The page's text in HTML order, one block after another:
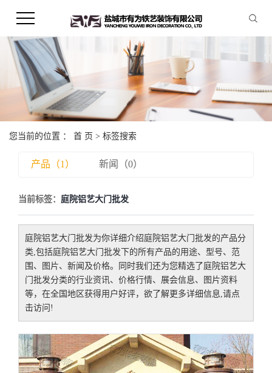
您当前的位置 ： 首 页 > 标签搜索
产品（1） 新闻（0）
当前标签： 庭院铝艺大门批发
庭院铝艺大门批发为你详细介绍庭院铝艺大门批发的产品分
类,包括庭院铝艺大门批发 下的所有产品的用途、型号、范
围、图片、新闻及价格。同时我们还为您精选了 庭院铝艺大
门批发分类的行业资讯、价格行情、展会信息、图片资料
等，在全国地区获得用户好评，欲了解更多详细信息,请点
击访问!